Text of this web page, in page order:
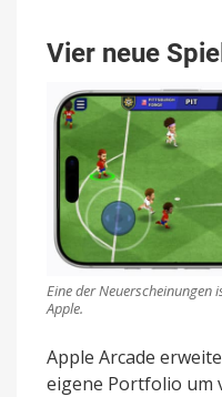
Vier neue
Eine der Neuerscheinungen
Apple.
Apple Arcade
eigene Portfolio um